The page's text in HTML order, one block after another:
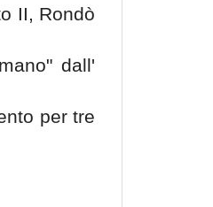
II, Rondò
dall'
per tre